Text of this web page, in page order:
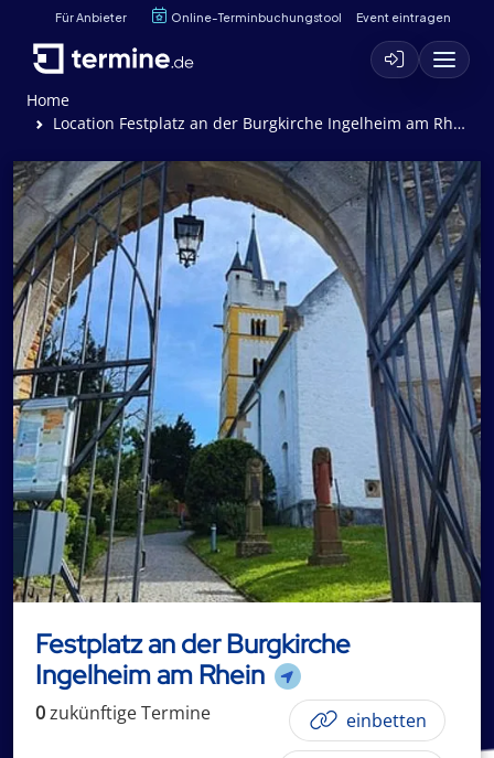
Für Anbieter Online-Terminbuchungstool Event eintragen
Home
Location Festplatz an der Burgkirche Ingelheim am Rhein
Festplatz an der Burgkirche
Ingelheim am Rhein
0zukünftigeTermine einbetten